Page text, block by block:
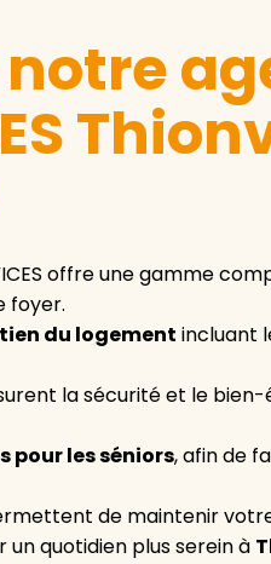
offre une gamme
foyer.
du logement incluant
la sécurité et le
pour les séniors, afin de
de maintenir
un quotidien plus serein à